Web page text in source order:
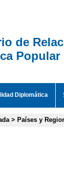
de
Popular
Diplomática
> Países y